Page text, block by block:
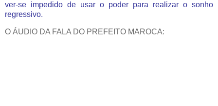
ver-se impedido de usar o poder para realizar o sonho
regressivo.
O ÁUDIO DA FALA DO PREFEITO MAROCA: